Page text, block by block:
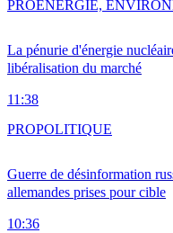
La pénurie d'énergie
libéralisation du marché
11:38
PROENERGIE,
Guerre de désinformation
allemandes prises pour cible
10:36
PROPOLITIQUE